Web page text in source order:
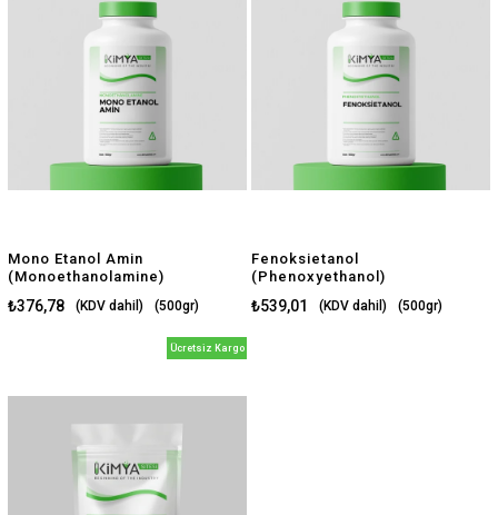
Mono Etanol Amin
(Monoethanolamine)
₺376,78 (KDV dahil) (500gr)
(500gr)
Fenoksietanol
(Phenoxyethanol)
₺539,01 (KDV dahil) (500gr)
Ücretsiz Kargo